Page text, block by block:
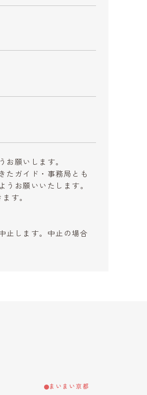
お願いします。
たガイド・事務局とも
うお願いいたします。
す。
止します。中止の場合
まいまい京都